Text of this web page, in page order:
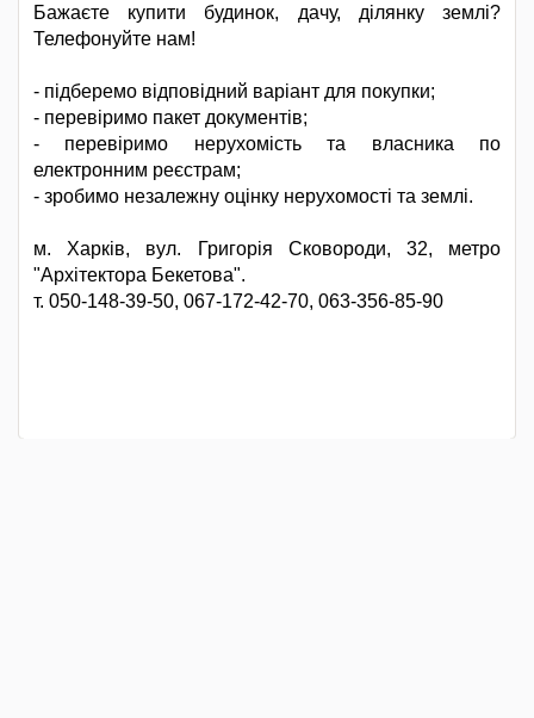
Бажаєте купити будинок, дачу, ділянку землі?
Телефонуйте нам!
- підберемо відповідний варіант для покупки;
- перевіримо пакет документів;
- перевіримо нерухомість та власника по
електронним реєстрам;
- зробимо незалежну оцінку нерухомості та землі.
м. Харків, вул. Григорія Сковороди, 32, метро
"Архітектора Бекетова".
т. 050-148-39-50, 067-172-42-70, 063-356-85-90